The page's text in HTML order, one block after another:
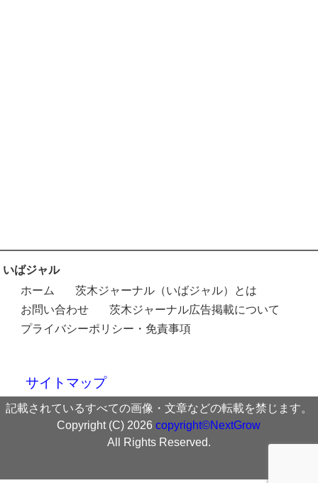
いばジャル
ホーム
茨木ジャーナル（いばジャル）とは
お問い合わせ
茨木ジャーナル広告掲載について
プライバシーポリシー・免責事項
サイトマップ
記載されているすべての画像・文章などの転載を禁じます。
Copyright (C) 2026copyright©NextGrow
All Rights Reserved.